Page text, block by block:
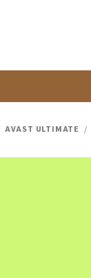
AVAST ULTIMATE /